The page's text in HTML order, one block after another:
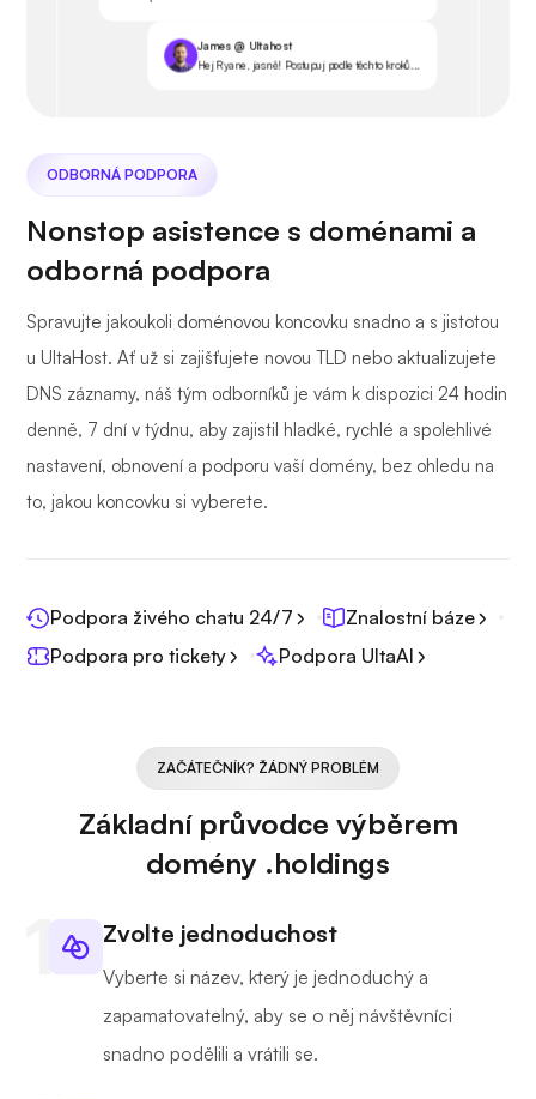
James @ Ultahost
Hej Ryane, jasně! Postupuj podle těchto kroků...
ODBORNÁ PODPORA
Nonstop asistence s doménami a
odborná podpora
Spravujte jakoukoli doménovou koncovku snadno a s jistotou
u UltaHost. Ať už si zajišťujete novou TLD nebo aktualizujete
DNS záznamy, náš tým odborníků je vám k dispozici 24 hodin
denně, 7 dní v týdnu, aby zajistil hladké, rychlé a spolehlivé
nastavení, obnovení a podporu vaší domény, bez ohledu na
to, jakou koncovku si vyberete.
Podpora živého chatu 24/7
Znalostní báze
Podpora pro tickety
Podpora UltaAI
ZAČÁTEČNÍK? ŽÁDNÝ PROBLÉM
Základní průvodce výběrem
domény .holdings
Zvolte jednoduchost
Vyberte si název, který je jednoduchý a
zapamatovatelný, aby se o něj návštěvníci
snadno podělili a vrátili se.